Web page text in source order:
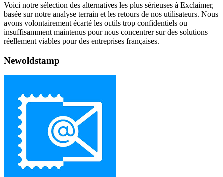
Voici notre sélection des alternatives les plus sérieuses à Exclaimer,
basée sur notre analyse terrain et les retours de nos utilisateurs. Nous
avons volontairement écarté les outils trop confidentiels ou
insuffisamment maintenus pour nous concentrer sur des solutions
réellement viables pour des entreprises françaises.
Newoldstamp